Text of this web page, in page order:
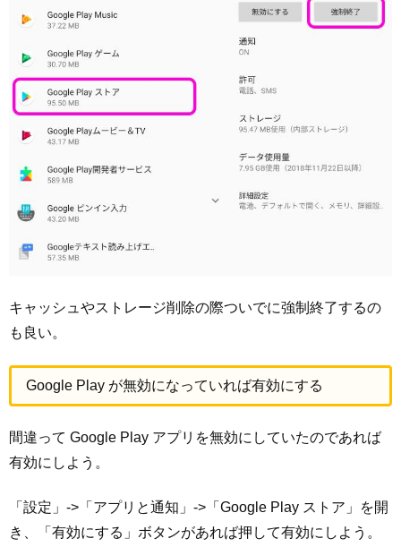
キャッシュやストレージ削除の際ついでに強制終了するの
も良い。
Google Play が無効になっていれば有効にする
間違って Google Play アプリを無効にしていたのであれば
有効にしよう。
「設定」->「アプリと通知」->「Google Play ストア」を開
き、「有効にする」ボタンがあれば押して有効にしよう。